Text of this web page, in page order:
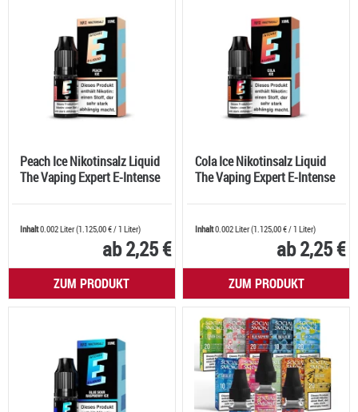
Peach Ice Nikotinsalz Liquid
The Vaping Expert E-Intense
Inhalt0.002 Liter(1.125,00 €/ 1 Liter)
ab 2,25 €
ZUM PRODUKT
Cola Ice Nikotinsalz Liquid
The Vaping Expert E-Intense
Inhalt0.002 Liter(1.125,00 €/ 1 Liter)
ab 2,25 €
ZUM PRODUKT